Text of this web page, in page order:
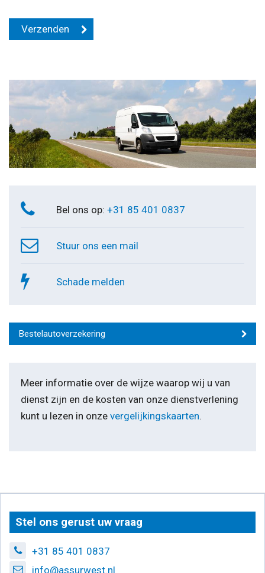
Bel ons op: +31 85 401 0837
Stuur ons een mail
Schade melden
Bestelautoverzekering
Meer informatie over de wijze waarop wij u van
dienst zijn en de kosten van onze dienstverlening
kunt u lezen in onze vergelijkingskaarten.
Stel ons gerust uw vraag
+31 85 401 0837
info@assurwest.nl